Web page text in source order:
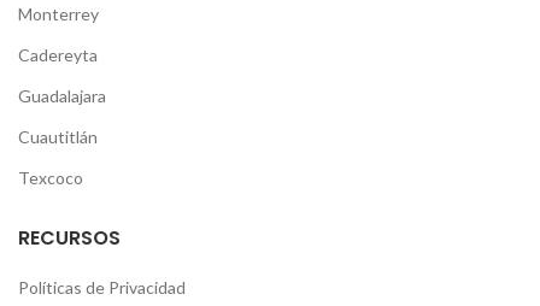
Monterrey
Cadereyta
Guadalajara
Cuautitlán
Texcoco
RECURSOS
Políticas de Privacidad